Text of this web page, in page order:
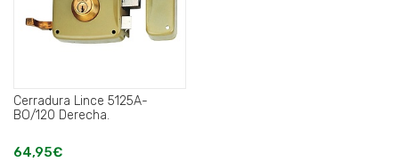
Cerradura Lince 5125A-
BO/120 Derecha.
64,95€